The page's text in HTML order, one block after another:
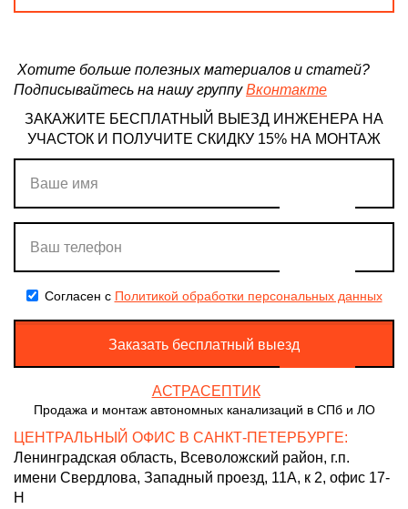
Хотите больше полезных материалов и статей?
Подписывайтесь на нашу группу Вконтакте
ЗАКАЖИТЕ БЕСПЛАТНЫЙ ВЫЕЗД ИНЖЕНЕРА НА
УЧАСТОК И ПОЛУЧИТЕ СКИДКУ 15% НА МОНТАЖ
Согласен с Политикой обработки персональных данных
Заказать бесплатный выезд
АСТРАСЕПТИК
Продажа и монтаж автономных канализаций в СПб и ЛО
ЦЕНТРАЛЬНЫЙ ОФИС В САНКТ-ПЕТЕРБУРГЕ:
Ленинградская область, Всеволожский район, г.п.
имени Свердлова, Западный проезд, 11А, к 2, офис 17-
Н